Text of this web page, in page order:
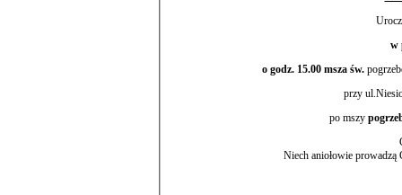
o godz. 15.00 msza św.
przy
po mszy
Niech aniołowie